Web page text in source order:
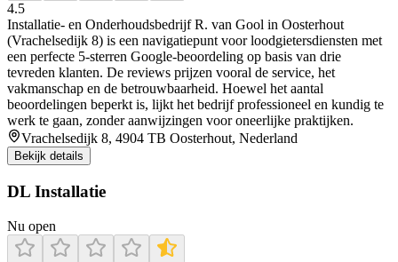
4.5
Installatie‑ en Onderhoudsbedrijf R. van Gool in Oosterhout
(Vrachelsedijk 8) is een navigatiepunt voor loodgietersdiensten met
een perfecte 5‑sterren Google‑beoordeling op basis van drie
tevreden klanten. De reviews prijzen vooral de service, het
vakmanschap en de betrouwbaarheid. Hoewel het aantal
beoordelingen beperkt is, lijkt het bedrijf professioneel en kundig te
werk te gaan, zonder aanwijzingen voor oneerlijke praktijken.
Vrachelsedijk 8, 4904 TB Oosterhout, Nederland
Bekijk details
DL Installatie
Nu open